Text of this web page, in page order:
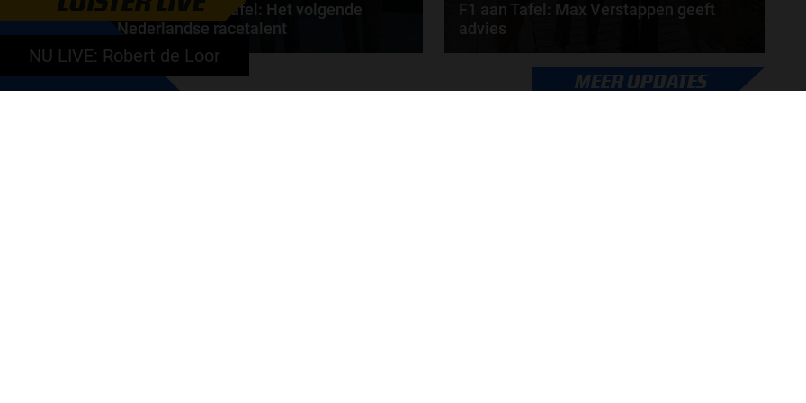
Autosport aan Tafel: Het volgende
Nederlandse racetalent
nodig om alles uit je carrière te halen? En hoe...
F1 aan Tafel: Max Verstappen geeft
advies
Max Verstappen adviseert Red Bull. Gaat George
Russell weg bij Mercedes? En moet de budgetcap...
MEER UPDATES
NU LIVE: Robert de Loor